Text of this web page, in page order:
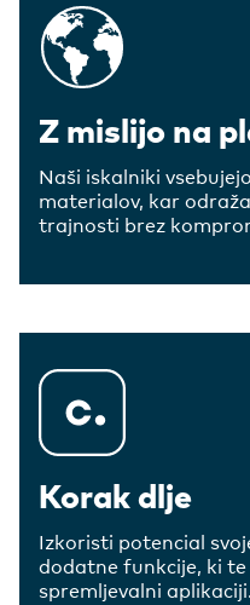
Z mislijo na
Naši iskalniki
materialov, kar
trajnosti brez
Korak dlje
Izkoristi potencial
dodatne funkcije, ki
spremljevalni aplikaciji.